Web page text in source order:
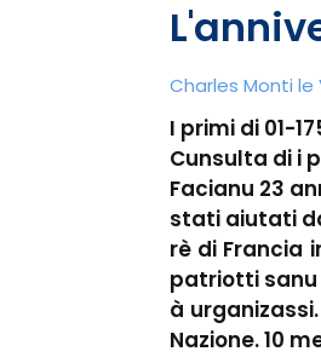
Charles Monti le
I primi di 01-
Cunsulta di i
Facianu 23
stati aiutati
rè di Francia
patriotti sanu
à
Nazione. 10